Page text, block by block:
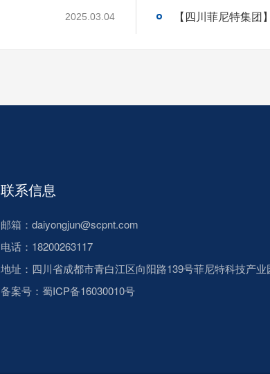
2025.03.04
联系信息
邮箱：daiyongjun@scpnt.com
电话：18200263117
地址：四川省成都市青白江区向阳路139号菲尼特科技产业
备案号： 蜀ICP备16030010号